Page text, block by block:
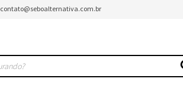
contato@seboalternativa.com.br